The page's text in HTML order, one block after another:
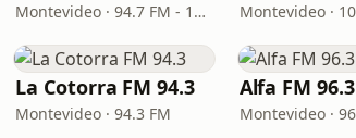
Montevideo · 94.7 FM - 1050 AM Montevideo ·
La Cotorra FM 94.3
Montevideo · 94.3 FM
Alfa FM 96.3
Montevideo ·